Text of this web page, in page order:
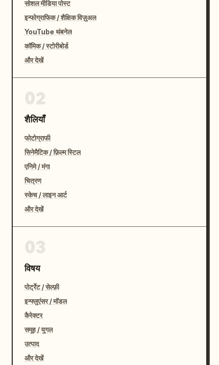
सोशल मीडिया पोस्ट
इन्फोग्राफिक / शैक्षिक विज़ुअल
YouTube थंबनेल
कॉमिक / स्टोरीबोर्ड
और देखें
शैलियाँ
फोटोग्राफी
सिनेमैटिक / फ़िल्म स्टिल
एनिमे / मंगा
चित्रण
स्केच / लाइन आर्ट
और देखें
विषय
पोर्ट्रेट / सेल्फ़ी
इन्फ्लुएंसर / मॉडल
कैरेक्टर
समूह / युगल
उत्पाद
और देखें